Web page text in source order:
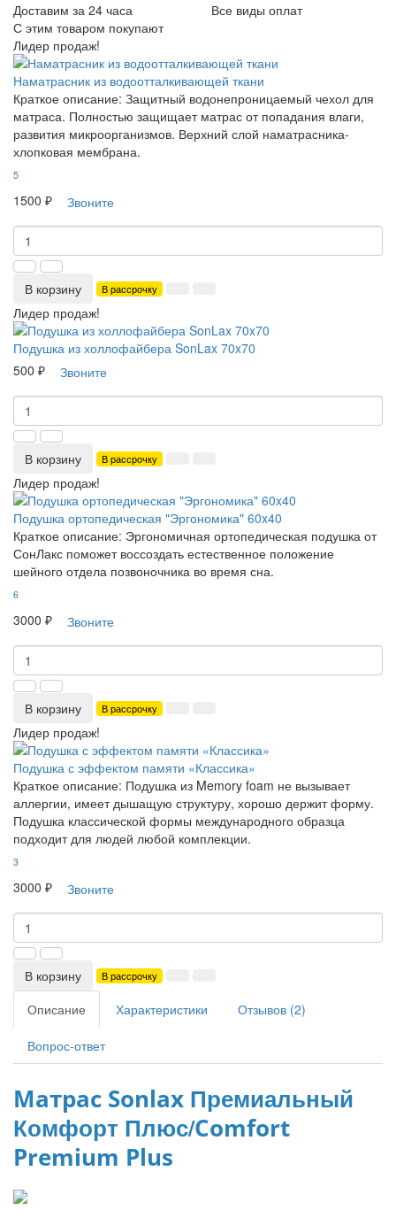
Доставим за 24 часа
Все виды оплат
С этим товаром покупают
Лидер продаж!
Наматрасник из водоотталкивающей ткани
Краткое описание: Защитный водонепроницаемый чехол для
матраса. Полностью защищает матрас от попадания влаги,
развития микроорганизмов. Верхний слой наматрасника-
хлопковая мембрана.
5
1500 ₽ Звоните
В корзину В рассрочку
Лидер продаж!
Подушка из холлофайбера SonLax 70x70
500 ₽
Звоните
В корзину В рассрочку
Лидер продаж!
Подушка ортопедическая "Эргономика" 60x40
Краткое описание: Эргономичная ортопедическая подушка от
СонЛакс поможет воссоздать естественное положение
шейного отдела позвоночника во время сна.
6
3000 ₽ Звоните
В корзину В рассрочку
Лидер продаж!
Подушка с эффектом памяти «Классика»
Краткое описание: Подушка из Memory foam не вызывает
аллергии, имеет дышащую структуру, хорошо держит форму.
Подушка классической формы международного образца
подходит для людей любой комплекции.
3
3000 ₽ Звоните
В корзину В рассрочку
Описание Характеристики Отзывов (2)
Вопрос-ответ
Матрас Sonlax Премиальный
Комфорт Плюс/Comfort
Premium Plus